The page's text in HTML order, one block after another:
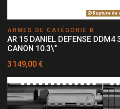
Rupture de
ARMES DE CATÉGORIE B
AR 15 DANIEL DEFENSE
CANON 10.3\"
3 149,00 €